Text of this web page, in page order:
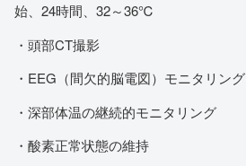
始、24時間、32～36℃
・頭部CT撮影
・EEG（間欠的脳電図）モニタリング
・深部体温の継続的モニタリング
・酸素正常状態の維持